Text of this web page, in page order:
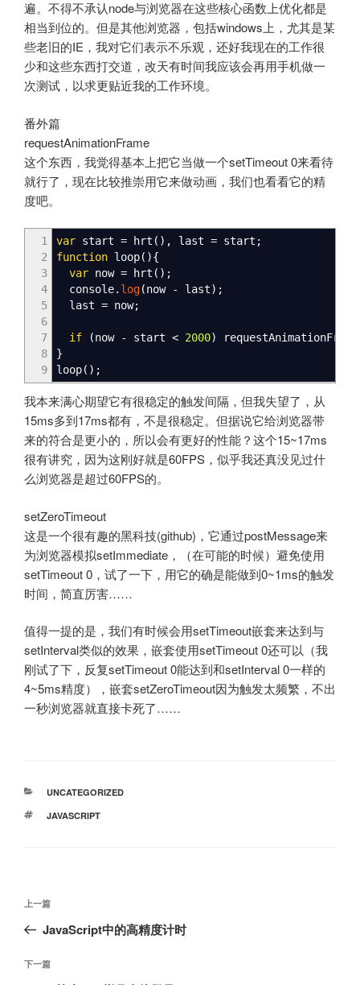
遍。不得不承认node与浏览器在这些核心函数上优化都是
相当到位的。但是其他浏览器，包括windows上，尤其是某
些老旧的IE，我对它们表示不乐观，还好我现在的工作很
少和这些东西打交道，改天有时间我应该会再用手机做一
次测试，以求更贴近我的工作环境。
番外篇
requestAnimationFrame
这个东西，我觉得基本上把它当做一个setTimeout 0来看待
就行了，现在比较推崇用它来做动画，我们也看看它的精
度吧。
1
2
3
4
5
6
7
8
9
var start = hrt ( ) , last = start ;
function loop( ){
var now = hrt ( ) ;
console. log(now - last) ;
last = now;
if (now - start < 2000) requestAnimationFrame
}
loop( ) ;
我本来满心期望它有很稳定的触发间隔，但我失望了，从
15ms多到17ms都有，不是很稳定。但据说它给浏览器带
来的符合是更小的，所以会有更好的性能？这个15~17ms
很有讲究，因为这刚好就是60FPS，似乎我还真没见过什
么浏览器是超过60FPS的。
setZeroTimeout
这是一个很有趣的黑科技(github)，它通过postMessage来
为浏览器模拟setImmediate，（在可能的时候）避免使用
setTimeout 0，试了一下，用它的确是能做到0~1ms的触发
时间，简直厉害……
值得一提的是，我们有时候会用setTimeout嵌套来达到与
setInterval类似的效果，嵌套使用setTimeout 0还可以（我
刚试了下，反复setTimeout 0能达到和setInterval 0一样的
4~5ms精度），嵌套setZeroTimeout因为触发太频繁，不出
一秒浏览器就直接卡死了……
分
UNCATEGORIZED
标
JAVASCRIPT
文
导
航
上
一
文
上一篇
JavaScript中的高精度计时
下
下一篇